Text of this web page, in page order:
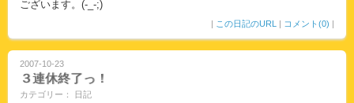
ございます。(-_-;)
| この日記のURL | コメント(0) |
2007-10-23
３連休終了っ！
カテゴリー： 日記